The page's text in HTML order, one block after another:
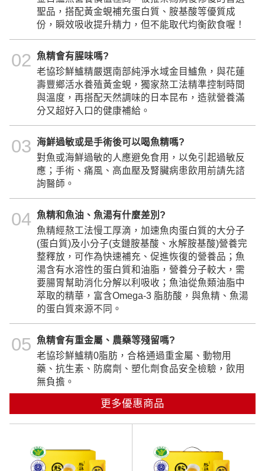
聖品，搭配黃金蜆補充蛋白質、胺基酸等優質成
份，瞬效吸收提升精力，但不能取代均衡飲食喔！
02 魚精會有腥味嗎?
老協珍鮮鱸精嚴選南部純淨水域金目鱸魚，與花蓮
壽豐鄉活水養殖黃金蜆，獨家熬工法精準控制時間
與溫度，再搭配天然調味的日本昆布，造就營養滿
分又超好入口的健康補給。
03 海鮮過敏或是手術後可以喝魚精嗎?
對魚或海鮮過敏的人應避免食用，以免引起過敏反
應；手術、痛風、高血壓及腎臟病患飲用前請先諮
詢醫師。
04 魚精和魚油、魚湯有什麼差別?
魚精經熬工法慢工厚滴，加速魚肉蛋白質的大分子
(蛋白質)及小分子(支鏈胺基酸、水解胺基酸)營養完
整釋放，可作為快速補充、促進恢復的營養品；魚
湯含有水溶性的蛋白質和油脂，營養分子較大，需
要腸胃幫助消化分解以利吸收；魚油從魚類油脂中
萃取的精華，富含Omega-3 脂肪酸，與魚精、魚湯
的蛋白質來源不同。
05 魚精會有重金屬、農藥等殘留嗎?
老協珍鮮鱸精0脂肪，合格通過重金屬、動物用
藥、抗生素、防腐劑、塑化劑食品安全檢驗，飲用
無負擔。
更多優惠商品